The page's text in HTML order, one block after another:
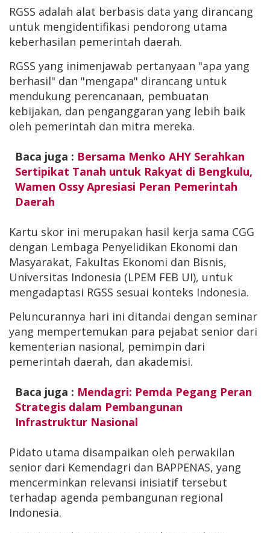
RGSS adalah alat berbasis data yang dirancang
untuk mengidentifikasi pendorong utama
keberhasilan pemerintah daerah.
RGSS yang inimenjawab pertanyaan "apa yang
berhasil" dan "mengapa" dirancang untuk
mendukung perencanaan, pembuatan
kebijakan, dan penganggaran yang lebih baik
oleh pemerintah dan mitra mereka.
Baca juga : Bersama Menko AHY Serahkan
Sertipikat Tanah untuk Rakyat di Bengkulu,
Wamen Ossy Apresiasi Peran Pemerintah
Daerah
Kartu skor ini merupakan hasil kerja sama CGG
dengan Lembaga Penyelidikan Ekonomi dan
Masyarakat, Fakultas Ekonomi dan Bisnis,
Universitas Indonesia (LPEM FEB UI), untuk
mengadaptasi RGSS sesuai konteks Indonesia.
Peluncurannya hari ini ditandai dengan seminar
yang mempertemukan para pejabat senior dari
kementerian nasional, pemimpin dari
pemerintah daerah, dan akademisi.
Baca juga : Mendagri: Pemda Pegang Peran
Strategis dalam Pembangunan
Infrastruktur Nasional
Pidato utama disampaikan oleh perwakilan
senior dari Kemendagri dan BAPPENAS, yang
mencerminkan relevansi inisiatif tersebut
terhadap agenda pembangunan regional
Indonesia.